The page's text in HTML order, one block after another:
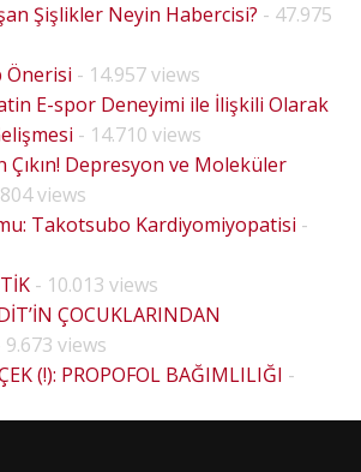
Şişlikler Neyin Habercisi? - 47.975
Önerisi - 14.957 views
E-spor Deneyimi ile İlişkili Olarak
- 14.710 views
Çıkın! Depresyon ve Moleküler
views
Takotsubo Kardiyomiyopatisi -
- 10.013 views
ÇOCUKLARINDAN
9.673 views
(!): PROPOFOL BAĞIMLILIĞI -
HOUSE
MD